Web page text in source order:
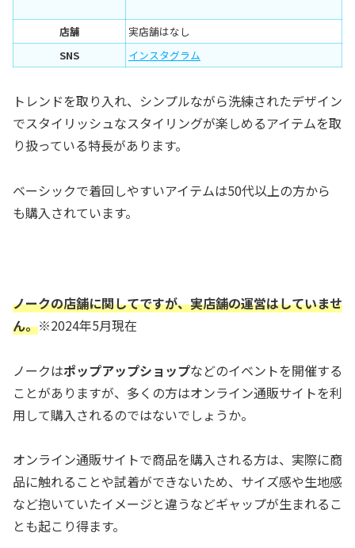
店舗
実店舗はなし
SNS
インスタグラム
トレンドを取り入れ、シンプルながら洗練されたデザイン
でスタイリッシュなスタイリングが楽しめるアイテムを取
り扱っている特長があります。
ベーシックで着回しやすいアイテムは50代以上の方から
も購入されています。
ノークの店舗に関してですが、実店舗の運営はしていませ
ん。※2024年5月現在
ノークはポップアップショップなどのイベントを開催する
ことがありますが、多くの方はオンライン通販サイトを利
用して購入されるのではないでしょうか。
オンライン通販サイトで商品を購入される方は、実際に商
品に触れることや試着ができないため、サイズ感や生地感
など抱いていたイメージと違うなどギャップが生まれるこ
とも起こり得ます。